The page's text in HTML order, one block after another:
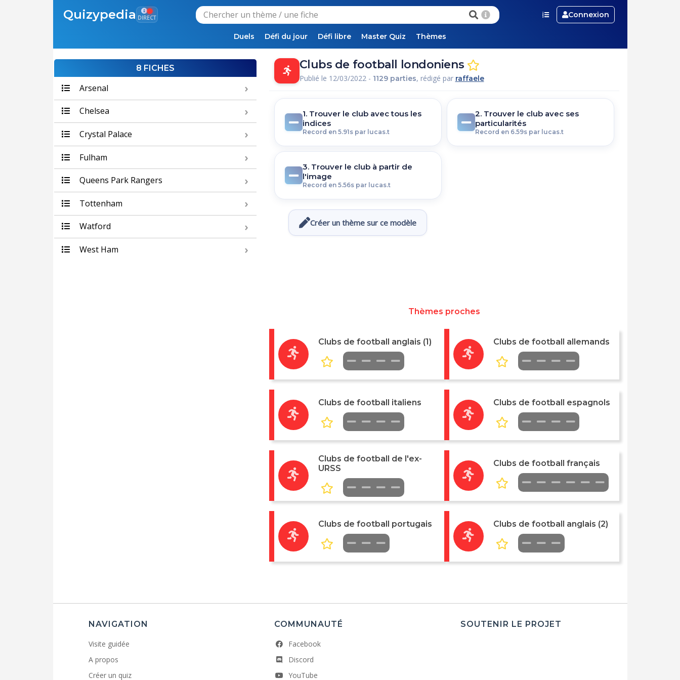
Quizypedia DIRECT Connexion
Duels Défi du jour Défi libre Master Quiz Thèmes
8 FICHES
Arsenal
Chelsea
Crystal Palace
Fulham
Queens Park Rangers
Tottenham
Watford
West Ham
Clubs de football londoniens
Publié le 12/03/2022 - 1129 parties, rédigé par raffaele
1. Trouver le club avec tous les
indices
Record en 5.91s par lucas.t
2. Trouver le club avec ses
particularités
Record en 6.59s par lucas.t
3. Trouver le club à partir de
l'image
Record en 5.56s par lucas.t
Créer un thème sur ce modèle
Thèmes proches
Clubs de football anglais (1) Clubs de football allemands
Clubs de football italiens Clubs de football espagnols
Clubs de football de l'ex-
URSS
Clubs de football français
Clubs de football portugais Clubs de football anglais (2)
NAVIGATION
Visite guidée
A propos
Créer un quiz
COMMUNAUTÉ
Facebook
Discord
YouTube
SOUTENIR LE PROJET